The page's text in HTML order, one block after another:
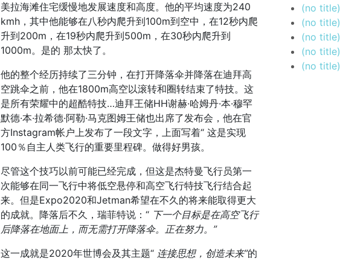
美拉海滩住宅缓慢地发展速度和高度。他的平均速度为240
kmh，其中他能够在八秒内爬升到100m到空中，在12秒内爬
升到200m，在19秒内爬升到500m，在30秒内爬升到
1000m。是的 那太快了。
他的整个经历持续了三分钟，在打开降落伞并降落在迪拜高
空跳伞之前，他在1800m高空以滚转和圈转结束了特技。这
是所有荣耀中的超酷特技…迪拜王储HH谢赫·哈姆丹·本·穆罕
默德·本·拉希德·阿勒·马克图姆王储也出席了发布会，他在官
方Instagram帐户上发布了一段文字，上面写着“ 这是实现
100％自主人类飞行的重要里程碑。做得好男孩。
尽管这个技巧以前可能已经完成，但这是杰特曼飞行员第一
次能够在同一飞行中将低空悬停和高空飞行特技飞行结合起
来。但是Expo2020和Jetman希望在不久的将来能取得更大
的成就。降落后不久，瑞菲特说：“ 下一个目标是在高空飞行
后降落在地面上，而无需打开降落伞。正在努力。”
这一成就是2020年世博会及其主题“ 连接思想，创造未来”的
(no title)
(no title)
(no title)
(no title)
(no title)